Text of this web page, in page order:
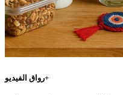
رواق الفيديو+